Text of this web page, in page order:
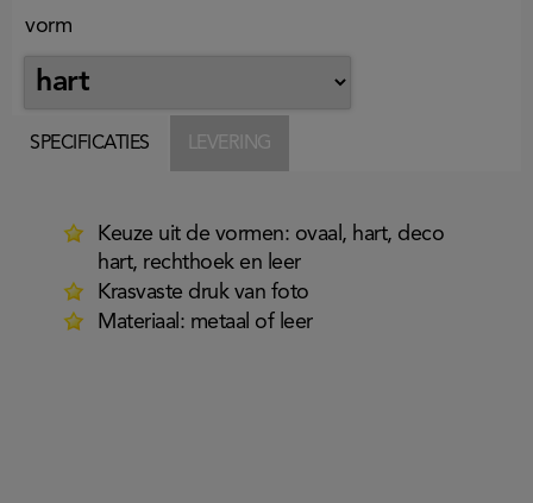
vorm
SPECIFICATIES LEVERING
Keuze uit de vormen: ovaal, hart, deco
hart, rechthoek en leer
Krasvaste druk van foto
Materiaal: metaal of leer